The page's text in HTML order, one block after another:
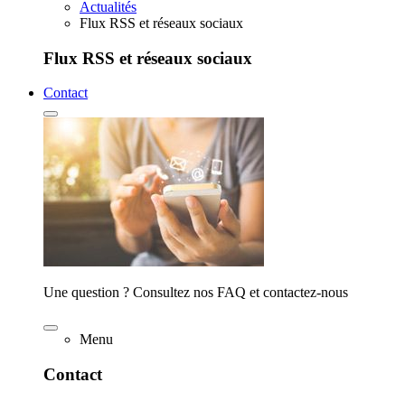
Actualités
Flux RSS et réseaux sociaux
Flux RSS et réseaux sociaux
Contact
Une question ? Consultez nos FAQ et contactez-nous
Menu
Contact